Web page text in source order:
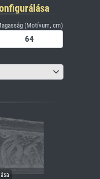
(Motívum, cm)